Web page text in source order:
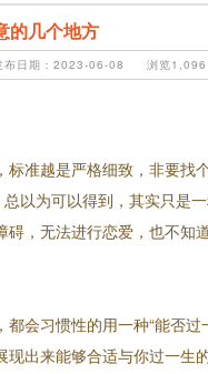
的几个地方
期：2023-06-08 浏览1,096
准越是严格细致，非要找
以为可以得到，其实只是一
，无法进行恋爱，也不知
会习惯性的用一种“能否过
出来能够合适与你过一生